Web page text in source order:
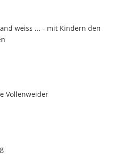
weiss ... - mit Kindern den
Vollenweider